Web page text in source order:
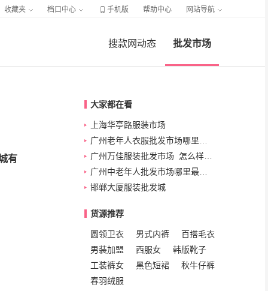
收藏夹 档口中心  手机版 帮助中心 网站导航
搜款网动态 批发市场
有
大家都在看
上海华亭路服装市场
邯郸大厦服装批发城
货源推荐
圆领卫衣 男式内裤
百搭毛衣
男装加盟
西服女
韩版靴子
工装裤女
黑色短裙
秋牛仔裤
春羽绒服